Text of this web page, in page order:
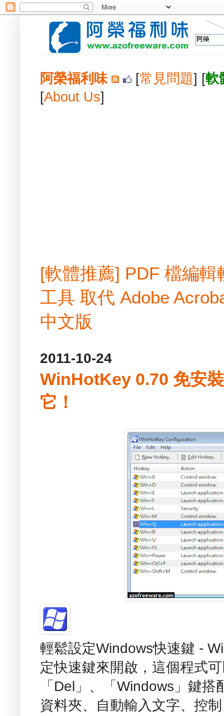
阿榮福利味 [常見問題] [軟
[About Us]
[軟體推薦] PDF 檔編
工具 取代 Adobe
中文版
2011-10-24
WinHotKey 0.70 免安
它！
輕鬆設定Windows快速鍵 -
定快速鍵來開啟，這個程式
「Del」、「Windows」鍵
資料夾、自動輸入文字、控